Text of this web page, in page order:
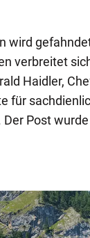
wird
verbreitet
Haidler,
für
Der Post